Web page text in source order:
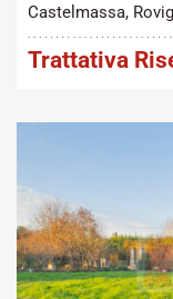
Castelmassa,
Trattativa